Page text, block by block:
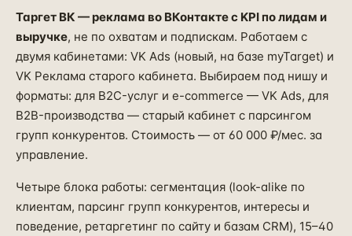
Таргет ВК — реклама во ВКонтакте с KPI по лидам и
выручке, не по охватам и подпискам. Работаем с
двумя кабинетами: VK Ads (новый, на базе myTarget) и
VK Реклама старого кабинета. Выбираем под нишу и
форматы: для B2C-услуг и e-commerce — VK Ads, для
B2B-производства — старый кабинет с парсингом
групп конкурентов. Стоимость — от 60 000 ₽/мес. за
управление.
Четыре блока работы: сегментация (look-alike по
клиентам, парсинг групп конкурентов, интересы и
поведение, ретаргетинг по сайту и базам CRM), 15–40